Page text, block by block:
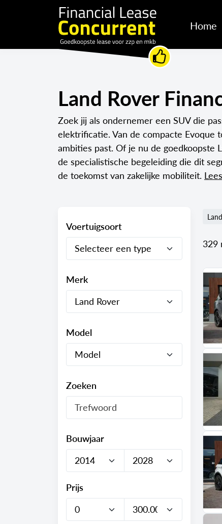
Home
Land Rover
Zoek jij als ondernemer een SUV die
elektrificatie. Van de compacte Evoque
ambities past. Of je nu de goedkoopste
de specialistische begeleiding die dit
de toekomst van zakelijke mobiliteit.
Voertuigsoort
Merk
Model
Zoeken
Bouwjaar
Prijs
329